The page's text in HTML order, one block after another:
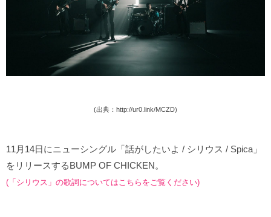
(出典：http://ur0.link/MCZD)
11月14日にニューシングル「話がしたいよ / シリウス / Spica」
をリリースするBUMP OF CHICKEN。
(「シリウス」の歌詞についてはこちらをご覧ください)